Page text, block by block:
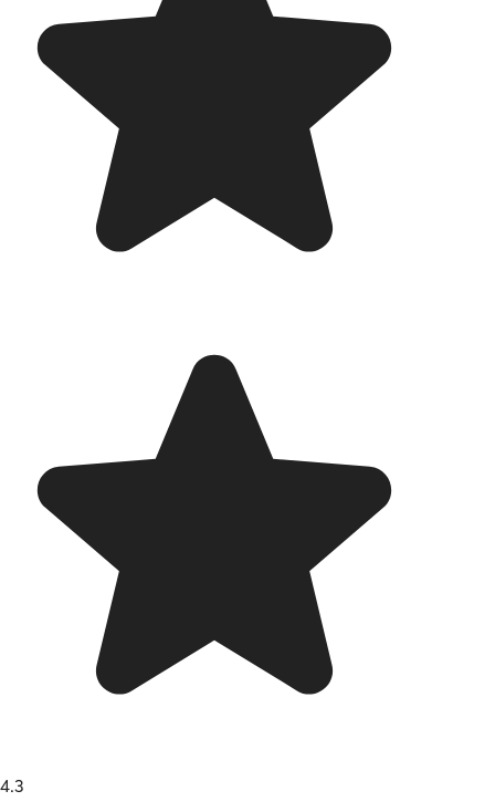
4.3